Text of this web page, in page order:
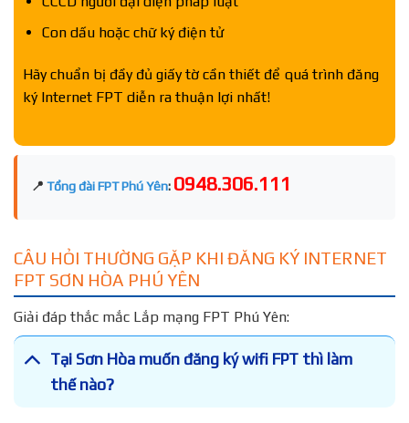
Con dấu hoặc chữ ký điện tử
Hãy chuẩn bị đầy đủ giấy tờ cần thiết để quá trình đăng
ký Internet FPT diễn ra thuận lợi nhất!
📍 Tổng đài FPT Phú Yên: 0948.306.111
CÂU HỎI THƯỜNG GẶP KHI ĐĂNG KÝ INTERNET
FPT SƠN HÒA PHÚ YÊN
Giải đáp thắc mắc Lắp mạng FPT Phú Yên:
Tại Sơn Hòa muốn đăng ký wifi FPT thì làm
thế nào?